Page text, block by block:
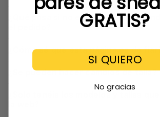
¿Qué pasa si no estoy en casa
¿Cómo sé que esta página es de
¿Se pueden hacer cambios de talla?
¿Solo tenéis los modelos y tallas
GRATIS?
SI QUIERO
No gracias